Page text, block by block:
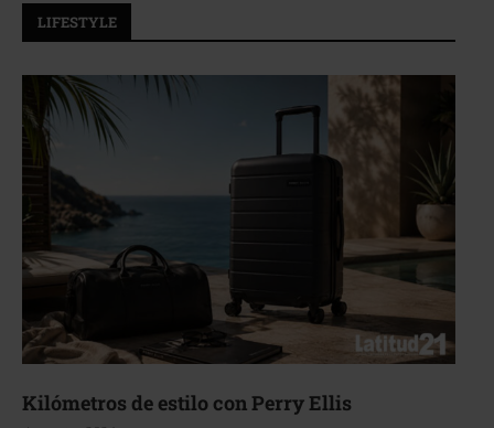
LIFESTYLE
Kilómetros de estilo con Perry Ellis